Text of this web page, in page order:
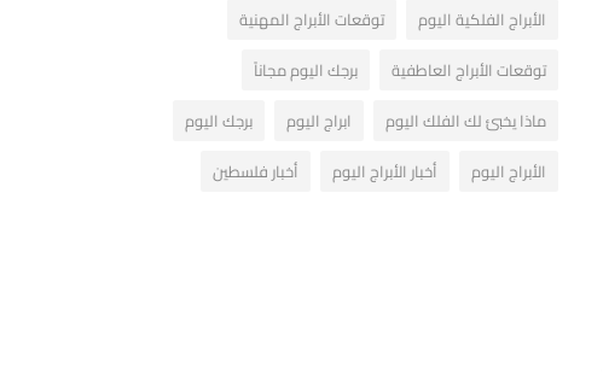
الأبراج الفلكية اليوم
توقعات الأبراج المهنية
توقعات الأبراج العاطفية
برجك اليوم مجاناً
ماذا يخبئ لك الفلك اليوم
ابراج اليوم
برجك اليوم
الأبراج اليوم
أخبار الأبراج اليوم أخبار فلسطين